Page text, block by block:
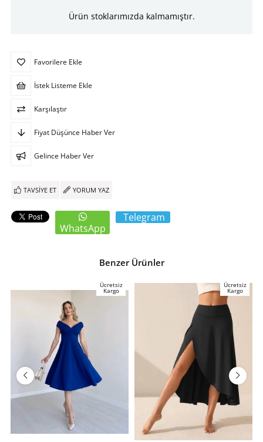
Ürün stoklarımızda kalmamıştır.
Favorilere Ekle
İstek Listeme Ekle
Karşılaştır
Fiyat Düşünce Haber Ver
Gelince Haber Ver
TAVSIYE ET YORUM YAZ
WhatsApp
Telegram
Benzer Ürünler
Ücretsiz
Kargo
Ücretsiz
Kargo